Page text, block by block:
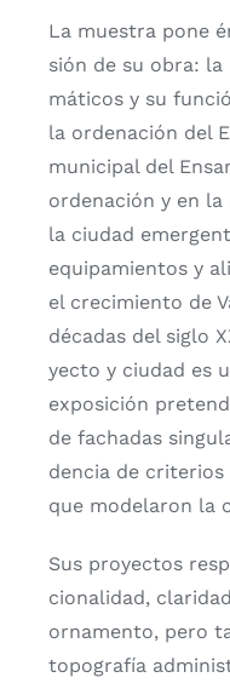
La mues­tra pone
sión de su obra:
má­ti­cos y su
la orde­na­ción del
muni­ci­pal del
orde­na­ción y en
la ciu­dad
equi­pa­mien­tos y
el cre­ci­mien­to de
déca­das del siglo
yec­to y ciu­dad es
expo­si­ción
de facha­das
den­cia de
que mode­la­ron la
Sus pro­yec­tos
cio­na­li­dad,
orna­men­to, pero
topo­gra­fía